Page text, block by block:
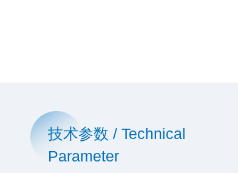
技术参数 / Technical
Parameter